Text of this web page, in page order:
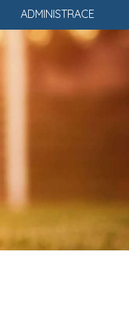
ADMINISTRACE